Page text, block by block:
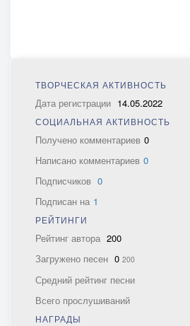
ТВОРЧЕСКАЯ АКТИВНОСТЬ
Дата регистрации 14.05.2022
СОЦИАЛЬНАЯ АКТИВНОСТЬ
Получено комментариев 0
Написано комментариев 0
Подписчиков 0
Подписан на 1
РЕЙТИНГИ
Рейтинг автора 200
Загружено песен 0 200
Средний рейтинг песни
Всего прослушиваний
НАГРАДЫ